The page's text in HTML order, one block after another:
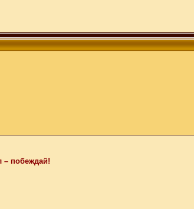
– побеждай!